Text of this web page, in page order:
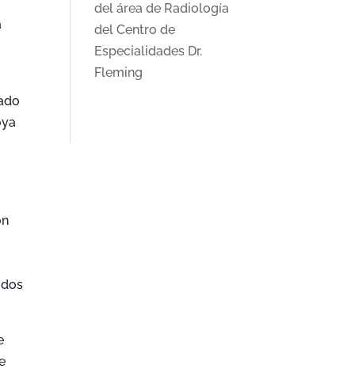
del área de Radiología
del Centro de
Especialidades Dr.
Fleming